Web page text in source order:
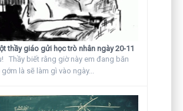
thầy giáo gửi học trò nhân ngày 20-11
Thầy biết rằng giờ này em đang băn
là sẽ làm gì vào ngày...